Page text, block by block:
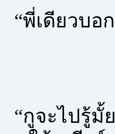
“พี่เดียวบอ
“กูจะไปรู้มั้